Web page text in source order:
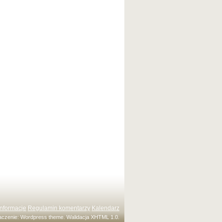
Regulamin komentarzy Kalendarz
Wordpress theme. WalidacjaXHTML 1.0.